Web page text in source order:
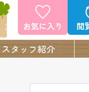
お気に入り 閲
スタッフ紹介